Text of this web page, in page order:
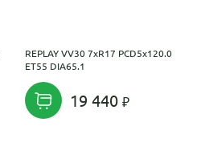
REPLAY VV30 7xR17 PCD5x120.0
ET55 DIA65.1
19 440